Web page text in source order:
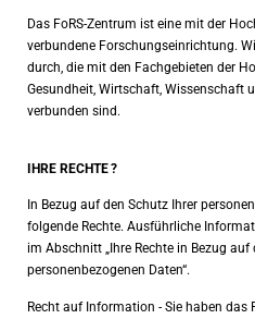
Das FoRS-Zentrum ist eine mit der
verbundene Forschungseinrichtung.
durch, die mit den Fachgebieten der
Gesundheit, Wirtschaft, Wissenschaft
verbunden sind.
IHRE RECHTE?
In Bezug auf den Schutz Ihrer
folgende Rechte. Ausführliche
im Abschnitt „Ihre Rechte in Bezug auf
personenbezogenen Daten“.
Recht auf Information - Sie haben das